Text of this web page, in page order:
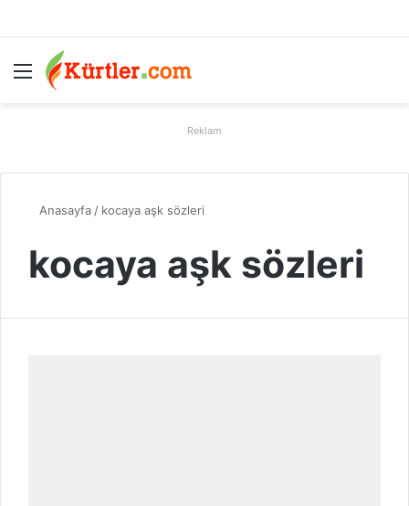
Menü
Reklam
Anasayfa / kocaya aşk sözleri
kocaya aşk sözleri